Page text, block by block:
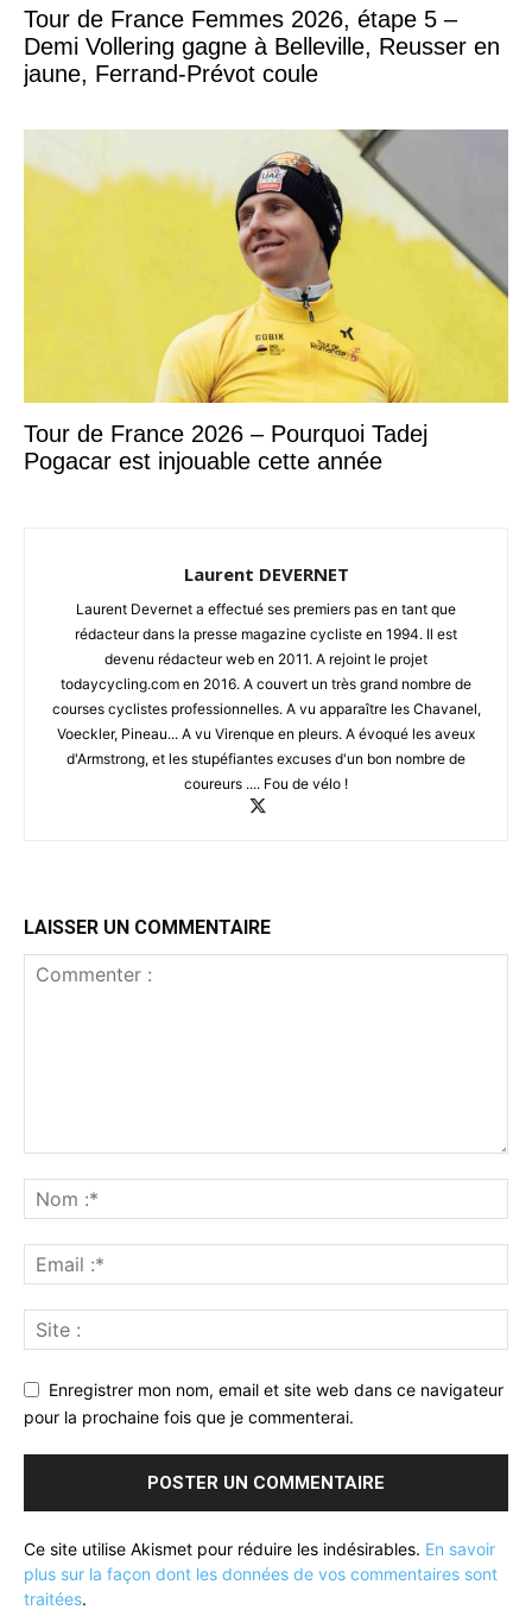
Tour de France Femmes 2026, étape 5 –
Demi Vollering gagne à Belleville, Reusser en
jaune, Ferrand-Prévot coule
Tour de France 2026 – Pourquoi Tadej
Pogacar est injouable cette année
Laurent DEVERNET
Laurent Devernet a effectué ses premiers pas en tant que
rédacteur dans la presse magazine cycliste en 1994. Il est
devenu rédacteur web en 2011. A rejoint le projet
todaycycling.com en 2016. A couvert un très grand nombre de
courses cyclistes professionnelles. A vu apparaître les Chavanel,
Voeckler, Pineau... A vu Virenque en pleurs. A évoqué les aveux
d'Armstrong, et les stupéfiantes excuses d'un bon nombre de
coureurs .... Fou de vélo !
LAISSER UN COMMENTAIRE
Enregistrer mon nom, email et site web dans ce navigateur
pour la prochaine fois que je commenterai.
Ce site utilise Akismet pour réduire les indésirables. En savoir
plus sur la façon dont les données de vos commentaires sont
traitées.